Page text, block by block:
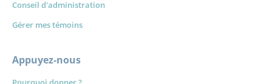
Conseil d'administration
Gérer mes témoins
Appuyez-nous